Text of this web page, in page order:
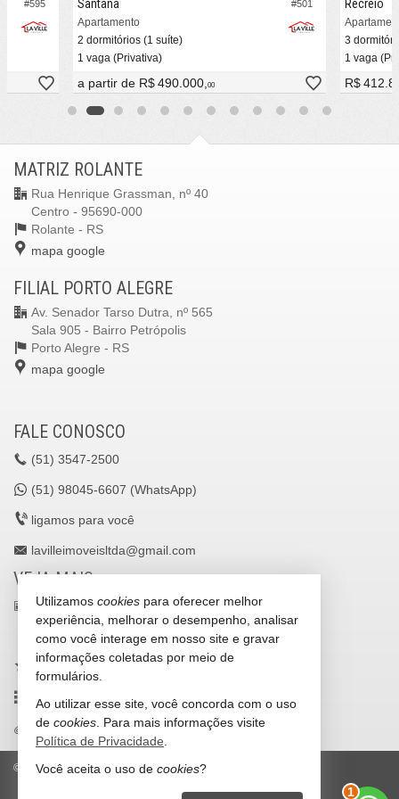
#595 #501
Santana
Apartamento
2 dormitórios (1 suíte)
1 vaga (Privativa)
a partir de R$ 490.000, 00
Recreio
3
1 vaga
R$
MATRIZ ROLANTE
Rua Henrique Grassman, nº 40
Centro - 95690-000
Rolante - RS
mapa google
FILIAL PORTO ALEGRE
Av. Senador Tarso Dutra, nº 565
Sala 905 - Bairro Petrópolis
Porto Alegre - RS
mapa google
FALE CONOSCO
(51) 3547-2500
(51) 98045-6607 (WhatsApp)
ligamos para você
lavilleimoveisltda@gmail.com
VEJA MAIS
receba nosso newsletter
cadastre seu imóvel
imóveis favoritos
mapa de imóveis
trabalhe conosco
© 2026 CRECI/RS 25036-J Política de Privacidade
2
Utilizamos cookies para oferecer melhor
experiência, melhorar o desempenho, analisar
como você interage em nosso site e gravar
informações coletadas por meio de
formulários.
Ao utilizar esse site, você concorda com o uso
de cookies . Para mais informações visite
Política de Privacidade
Você aceita o uso de cookies?